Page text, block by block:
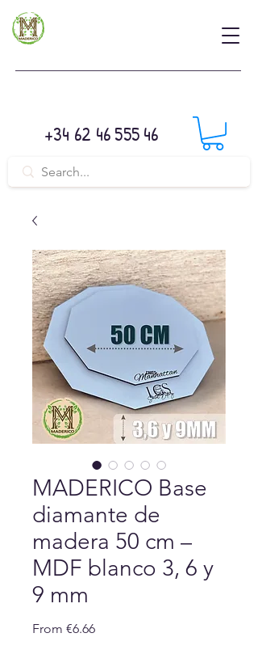
+34 62 46 555 46
MADERICO Base
diamante de
madera 50 cm –
MDF blanco 3, 6 y
9 mm
From €6.66Sale